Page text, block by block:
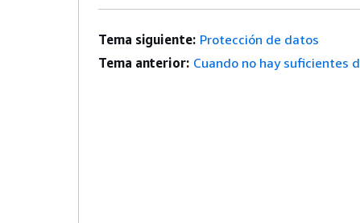
Tema siguiente: Protección de datos
Tema anterior: Cuando no hay suficientes